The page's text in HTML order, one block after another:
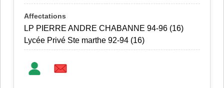
LP PIERRE ANDRE CHABANNE 94-96 (16)
Lycée Privé Ste marthe 92-94 (16)